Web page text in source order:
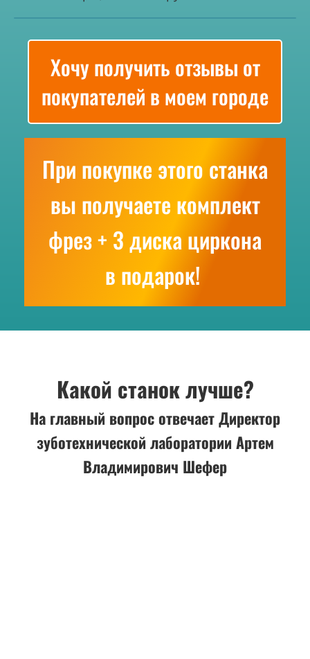
Хочу получить отзывы от
покупателей в моем городе
При покупке этого станка
вы получаете комплект
фрез + 3 диска циркона
в подарок!
Какой станок лучше?
На главный вопрос отвечает Директор
зуботехнической лаборатории Артем
Владимирович Шефер